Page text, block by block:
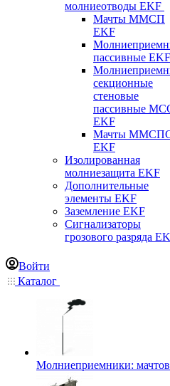
молниеотводы EKF
Мачты ММСП
EKF
пассивные EKF
секционные
стеновые
пассивные
EKF
Мачты
EKF
Изолированная
молниезащита EKF
Дополнительные
элементы EKF
Заземление EKF
Сигнализаторы
грозового разряда
Войти
Каталог
Молниеприемники: